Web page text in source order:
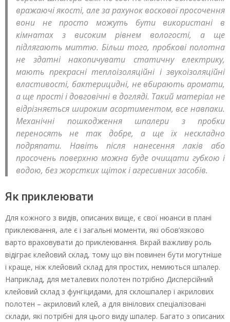
вражаючі якості, але за рахунок воскової просочення
вони не просто можуть бути використані в
кімнатах з високим рівнем вологості, а ще
підлягають миттю. Більш того, пробкові полотна
не здатні накопичувати статичну електрику,
мають прекрасні теплоізоляційні і звукоізоляційні
властивості, бактерицидні, не вбирають аромати,
а ще прості і довговічні в догляді. Такий матеріал не
відрізняється широким асортиментом, все навпаки.
Механічні пошкодження шпалери з пробки
переносять не так добре, а ще їх нескладно
подряпати. Навіть після нанесення лаків або
просочень поверхню можна буде очищати губкою і
водою, без жорстких щіток і агресивних засобів.
Як приклеювати
Для кожного з видів, описаних вище, є свої нюанси в плані
приклеювання, але є і загальні моменти, які обов’язково
варто враховувати до приклеювання. Вкрай важливу роль
відіграє клейовий склад, тому що він повинен бути могутніше
і краще, ніж клейовий склад для простих, немиються шпалер.
Наприклад, для металевих полотен потрібно Дисперсійний
клейовий склад з фунгіцидами, для склошпалер і акрилових
полотен – акриловий клей, а для вінілових спеціалізовані
склади, які потрібні для цього виду шпалер. Багато з описаних